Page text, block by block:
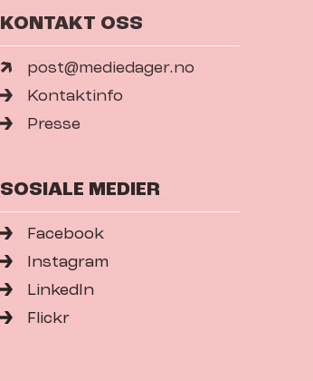
KONTAKT OSS
post@mediedager.no
Kontaktinfo
Presse
SOSIALE MEDIER
Facebook
Instagram
LinkedIn
Flickr